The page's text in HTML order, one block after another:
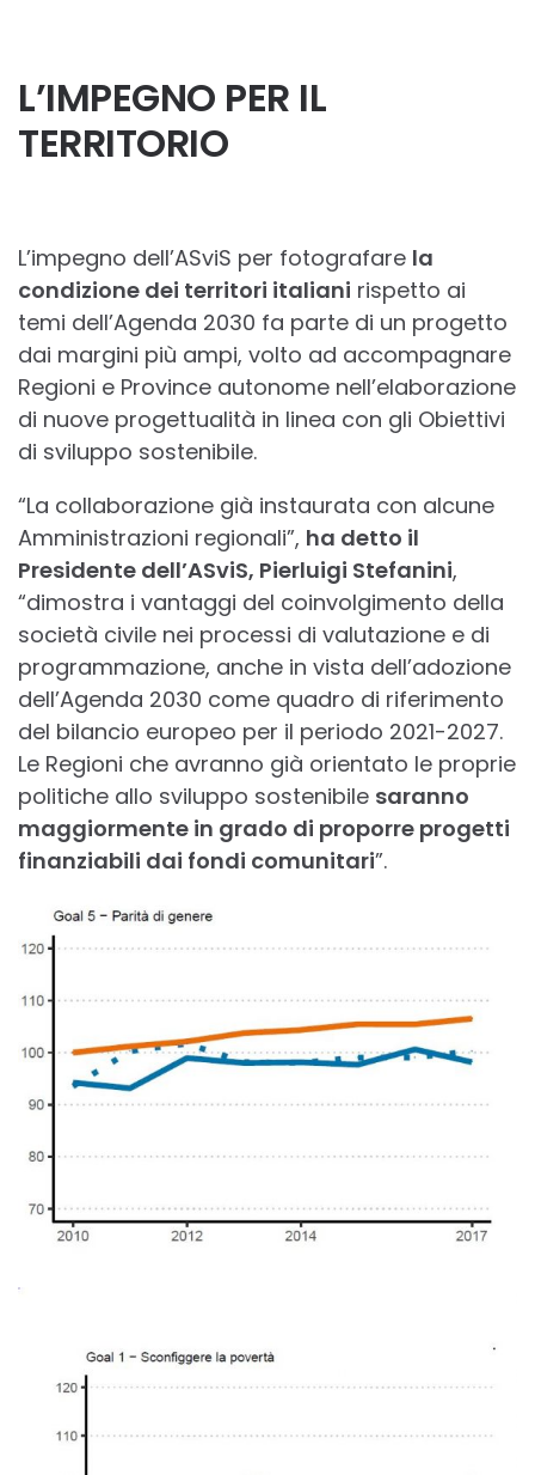
L’IMPEGNO PER IL
TERRITORIO
L’impegno dell’ASviS per fotografare la
condizione dei territori italiani rispetto ai
temi dell’Agenda 2030 fa parte di un progetto
dai margini più ampi, volto ad accompagnare
Regioni e Province autonome nell’elaborazione
di nuove progettualità in linea con gli Obiettivi
di sviluppo sostenibile.
“La collaborazione già instaurata con alcune
Amministrazioni regionali”, ha detto il
Presidente dell’ASviS, Pierluigi Stefanini,
“dimostra i vantaggi del coinvolgimento della
società civile nei processi di valutazione e di
programmazione, anche in vista dell’adozione
dell’Agenda 2030 come quadro di riferimento
del bilancio europeo per il periodo 2021-2027.
Le Regioni che avranno già orientato le proprie
politiche allo sviluppo sostenibile saranno
maggiormente in grado di proporre progetti
finanziabili dai fondi comunitari”.